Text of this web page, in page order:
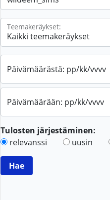
Teemakeräykset:
Päivämäärästä: pp/kk/vvvv
Päivämäärään: pp/kk/vvvv
Tulosten järjestäminen:
relevanssi
uusin